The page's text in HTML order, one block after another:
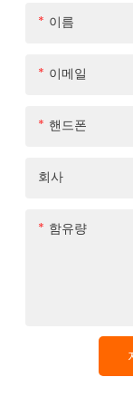
이름
이메일
핸드폰
회사
함유량